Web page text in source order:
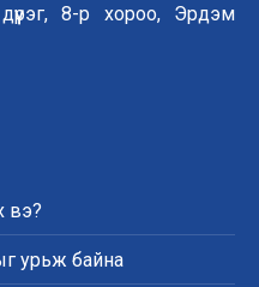
дүүрэг, 8-р хороо, Эрдэм
вэ?
урьж байна